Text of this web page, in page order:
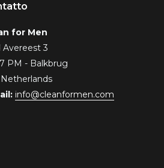
for Men
Avereest 3
PM - Balkbrug
info@cleanformen.com